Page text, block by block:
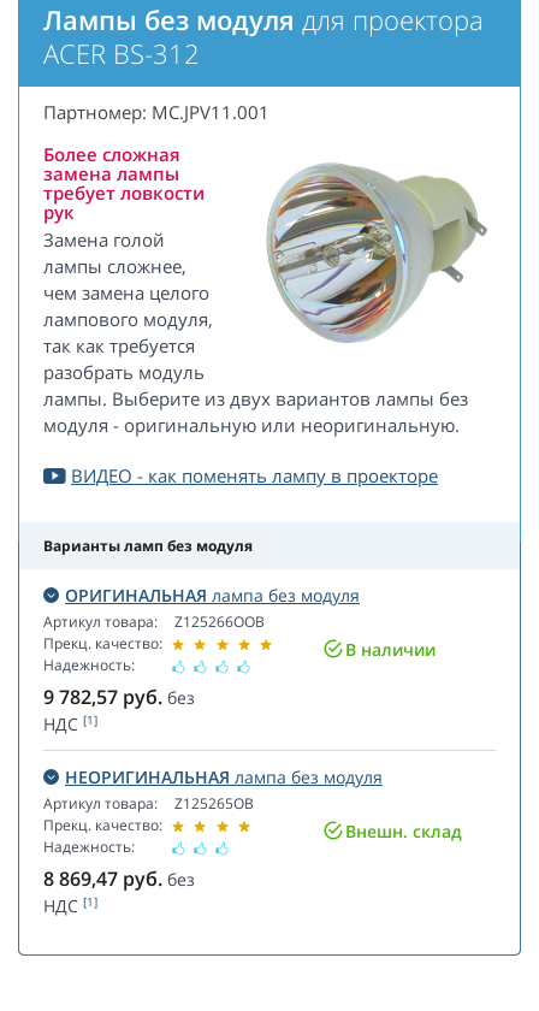
Лампы без модуля для проектора
ACER BS-312
Партномер: MC.JPV11.001
Более сложная
замена лампы
требует ловкости
рук
Замена голой
лампы сложнее,
чем замена целого
лампового модуля,
так как требуется
разобрать модуль
лампы. Выберите из двух вариантов лампы без
модуля - оригинальную или неоригинальную.
ВИДЕО - как поменять лампу в проекторе
Варианты ламп без модуля
ОРИГИНАЛЬНАЯ лампа без модуля
Артикул товара:
Прекц. качество:
Надежность:
Z125266OOB
В наличии
9 782,57 руб. без
НДС [1]
НЕОРИГИНАЛЬНАЯ лампа без модуля
Артикул товара:
Прекц. качество:
Надежность:
Z125265OB
Внешн. склад
8 869,47 руб. без
НДС [1]